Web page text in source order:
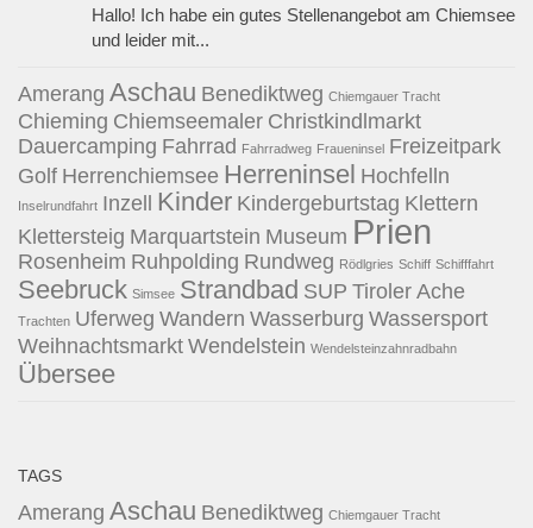
Hallo! Ich habe ein gutes Stellenangebot am Chiemsee
und leider mit...
Amerang Aschau Benediktweg Chiemgauer Tracht
Chieming Chiemseemaler Christkindlmarkt
Dauercamping Fahrrad Fahrradweg Fraueninsel Freizeitpark
Golf Herrenchiemsee Herreninsel Hochfelln
Inselrundfahrt Inzell Kinder Kindergeburtstag Klettern
Klettersteig Marquartstein Museum Prien
Rosenheim Ruhpolding Rundweg Rödlgries Schiff Schifffahrt
Seebruck Simsee Strandbad SUP Tiroler Ache
Trachten Uferweg Wandern Wasserburg Wassersport
Weihnachtsmarkt Wendelstein Wendelsteinzahnradbahn
Übersee
TAGS
Amerang Aschau Benediktweg Chiemgauer Tracht